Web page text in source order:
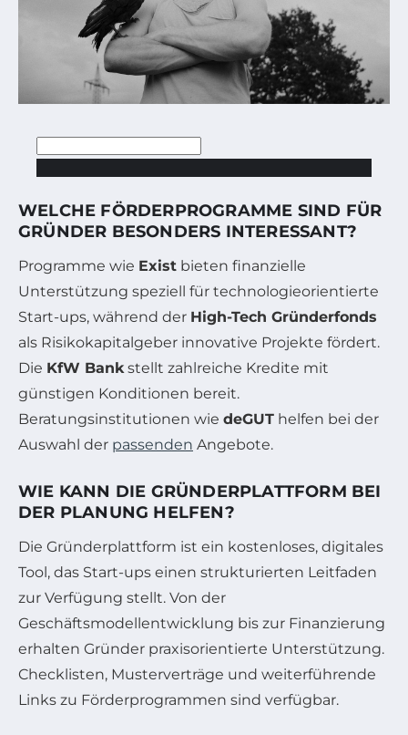
WELCHE FÖRDERPROGRAMME SIND FÜR
GRÜNDER BESONDERS INTERESSANT?
Programme wie Exist bieten finanzielle
Unterstützung speziell für technologieorientierte
Start-ups, während der High-Tech Gründerfonds
als Risikokapitalgeber innovative Projekte fördert.
Die KfW Bank stellt zahlreiche Kredite mit
günstigen Konditionen bereit.
Beratungsinstitutionen wie deGUT helfen bei der
Auswahl der passenden Angebote.
WIE KANN DIE GRÜNDERPLATTFORM BEI
DER PLANUNG HELFEN?
Die Gründerplattform ist ein kostenloses, digitales
Tool, das Start-ups einen strukturierten Leitfaden
zur Verfügung stellt. Von der
Geschäftsmodellentwicklung bis zur Finanzierung
erhalten Gründer praxisorientierte Unterstützung.
Checklisten, Musterverträge und weiterführende
Links zu Förderprogrammen sind verfügbar.